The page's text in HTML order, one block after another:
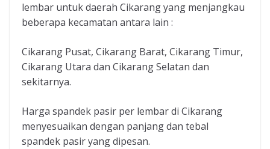
lembar untuk daerah Cikarang yang menjangkau
beberapa kecamatan antara lain :
Cikarang Pusat, Cikarang Barat, Cikarang Timur,
Cikarang Utara dan Cikarang Selatan dan
sekitarnya.
Harga spandek pasir per lembar di Cikarang
menyesuaikan dengan panjang dan tebal
spandek pasir yang dipesan.